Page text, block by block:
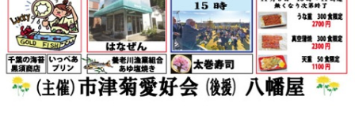
教
室
も
あ
り
ま
す。
は